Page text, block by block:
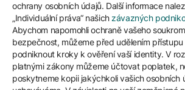
ochrany osobních údajů. Další informace
„Individuální práva“ našich závazných
Abychom napomohli ochraně vašeho
bezpečnost, můžeme před udělením
podniknout kroky k ověření vaší identity. V
platnými zákony můžeme účtovat poplatek,
poskytneme kopii jakýchkoli vašich osobních